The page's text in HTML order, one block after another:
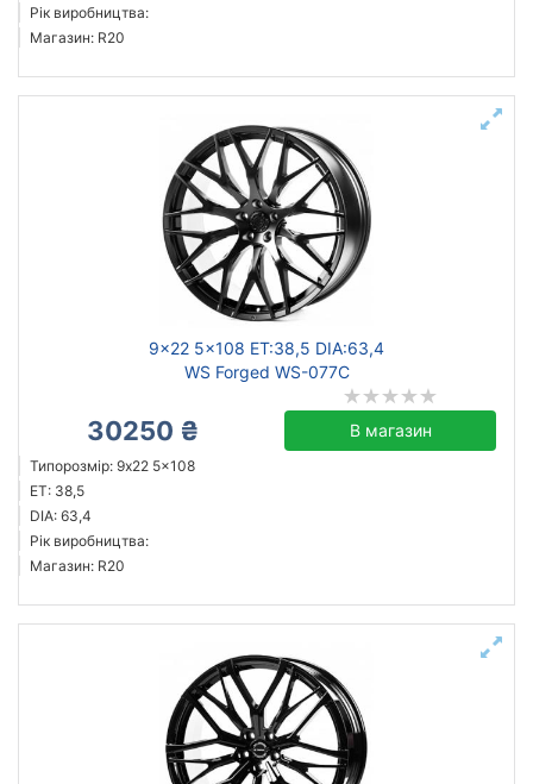
Рік виробництва:
Магазин: R20
9x22 5x108 ET:38,5 DIA:63,4
WS Forged WS-077C
30250 ₴ В магазин
Типорозмір: 9x22 5x108
ET: 38,5
DIA: 63,4
Рік виробництва:
Магазин: R20
ZH
Тип диска
Підібрати